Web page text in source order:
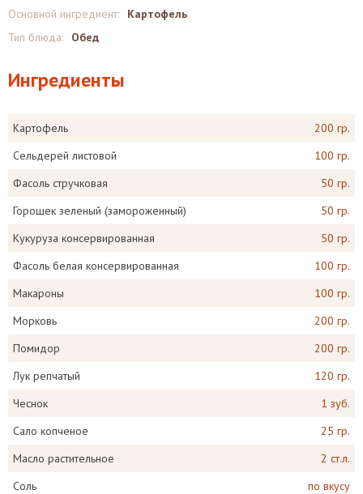
Основной ингредиент:
Картофель
Тип блюда:
Обед
Ингредиенты
Картофель
200 гр.
Сельдерей листовой
100 гр.
Фасоль стручковая
50 гр.
Горошек зеленый (замороженный)
50 гр.
Кукуруза консервированная
50 гр.
Фасоль белая консервированная
100 гр.
Макароны
100 гр.
Морковь
200 гр.
Помидор
200 гр.
Лук репчатый
120 гр.
Чеснок
1 зуб.
Сало копченое
25 гр.
Масло растительное
2 ст.л.
Соль
по вкусу